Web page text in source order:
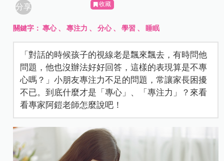
分享 收藏
關鍵字：專心、專注力 、分心、學習 、 睡眠
「對話的時候孩子的視線老是飄來飄去，有時問他
問題，他也沒辦法好好回答，這樣的表現算是不專
心嗎？」小朋友專注力不足的問題，常讓家長困擾
不已。到底什麼才是「專心」、「專注力」？來看
看專家阿鎧老師怎麼說吧！